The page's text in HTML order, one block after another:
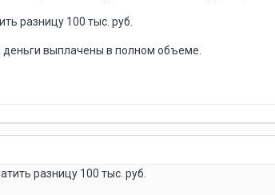
разницу 100 тыс. руб.
деньги выплачены в полном объеме.
разницу 100 тыс. руб.